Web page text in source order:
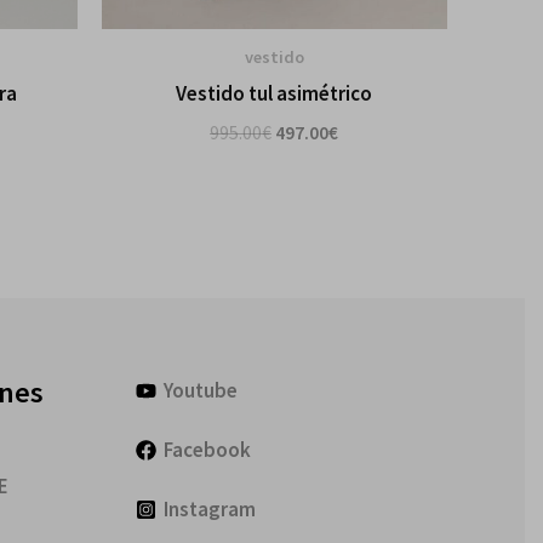
vestido
Vestido tul asimétrico
995.00€ 497.00€
Youtube
Facebook
Instagram